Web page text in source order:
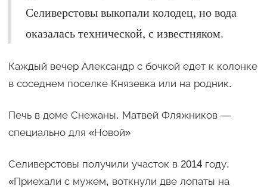
Селиверстовы выкопали колодец, но вода
оказалась технической, с известняком.
Каждый вечер Александр с бочкой едет к колонке
в соседнем поселке Князевка или на родник.
Печь в доме Снежаны. Матвей Фляжников —
специально для «Новой»
Селиверстовы получили участок в 2014 году.
«Приехали с мужем, воткнули две лопаты на